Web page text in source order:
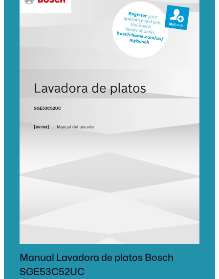
Manual Lavadora de platos Bosch
SGE53C52UC